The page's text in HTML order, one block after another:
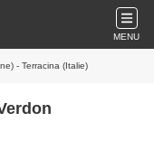
MENU
- Terracina (Italie)